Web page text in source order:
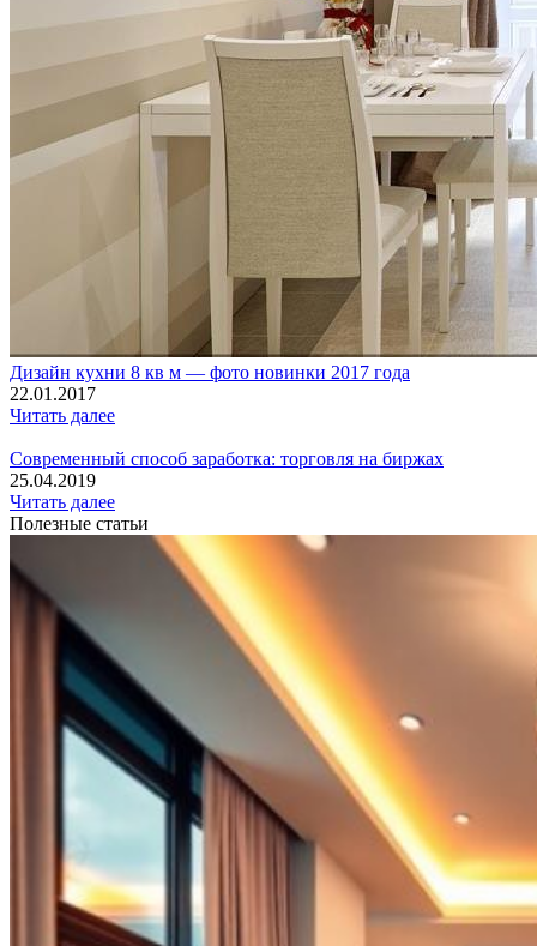
Дизайн кухни 8 кв м — фото новинки 2017 года
22.01.2017
Читать далее
Современный способ заработка: торговля на биржах
25.04.2019
Читать далее
Полезные статьи